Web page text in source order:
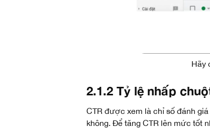
Hãy
2.1.2 Tỷ lệ nhấp
CTR được xem là chỉ số đánh
không. Để tăng CTR lên mức tốt